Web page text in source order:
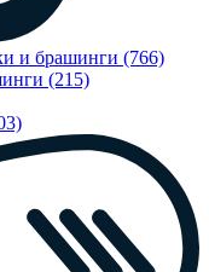
и брашинги (766)
(215)